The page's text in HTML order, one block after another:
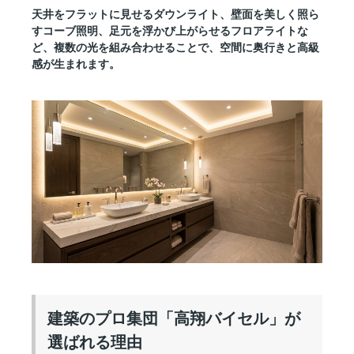
天井をフラットに見せるダウンライト、壁面を美しく照ら
すコーブ照明、足元を浮かび上がらせるフロアライトな
ど、複数の光を組み合わせることで、空間に奥行きと高級
感が生まれます。
建築のプロ集団「高翔バイセル」が
選ばれる理由